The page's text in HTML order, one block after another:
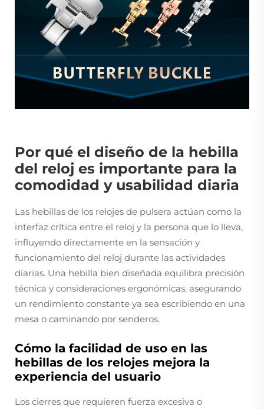
Por qué el diseño de la hebilla
del reloj es importante para la
comodidad y usabilidad diaria
Las hebillas de los relojes de pulsera actúan como la
interfaz crítica entre el reloj y la persona que lo lleva,
influyendo directamente en la sensación y
funcionamiento del reloj durante las actividades
diarias. Una hebilla bien diseñada equilibra precisión
técnica y consideraciones ergonómicas, asegurando
un rendimiento constante ya sea escribiendo en una
mesa o caminando por senderos.
Cómo la facilidad de uso en las
hebillas de los relojes mejora la
experiencia del usuario
Los cierres que requieren fuerza excesiva o